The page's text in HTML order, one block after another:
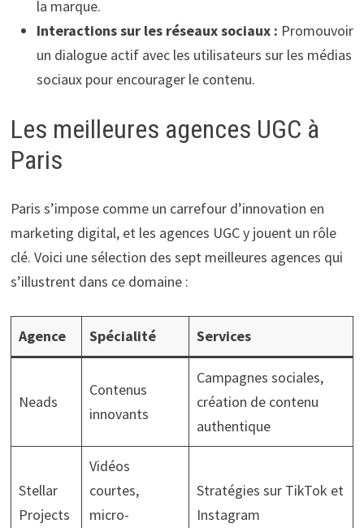
la marque.
Interactions sur les réseaux sociaux : Promouvoir
un dialogue actif avec les utilisateurs sur les médias
sociaux pour encourager le contenu.
Les meilleures agences UGC à
Paris
Paris s’impose comme un carrefour d’innovation en
marketing digital, et les agences UGC y jouent un rôle
clé. Voici une sélection des sept meilleures agences qui
s’illustrent dans ce domaine :
Agence Spécialité Services
Neads
Contenus
innovants
Campagnes sociales,
création de contenu
authentique
Stellar
Projects
Vidéos
courtes,
micro-
Stratégies sur TikTok et
Instagram